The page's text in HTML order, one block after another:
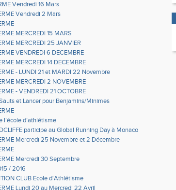
Vendredi 16 Mars
Vendredi 2 Mars
MERCREDI 15 MARS
MERCREDI 25 JANVIER
VENDREDI 6 DECEMBRE
MERCREDI 14 DECEMBRE
- LUNDI 21 et MARDI 22 Novembre
MERCREDI 2 NOVEMBRE
- VENDREDI 21 OCTOBRE
et Lancer pour Benjamins/Minimes
l’école d’athlétisme
participe au Global Running Day à Monaco
Mercredi 25 Novembre et 2 Décembre
Mercredi 30 Septembre
/ 2016
CLUB Ecole d'Athlétisme
Lundi 20 au Mercredi 22 Avril